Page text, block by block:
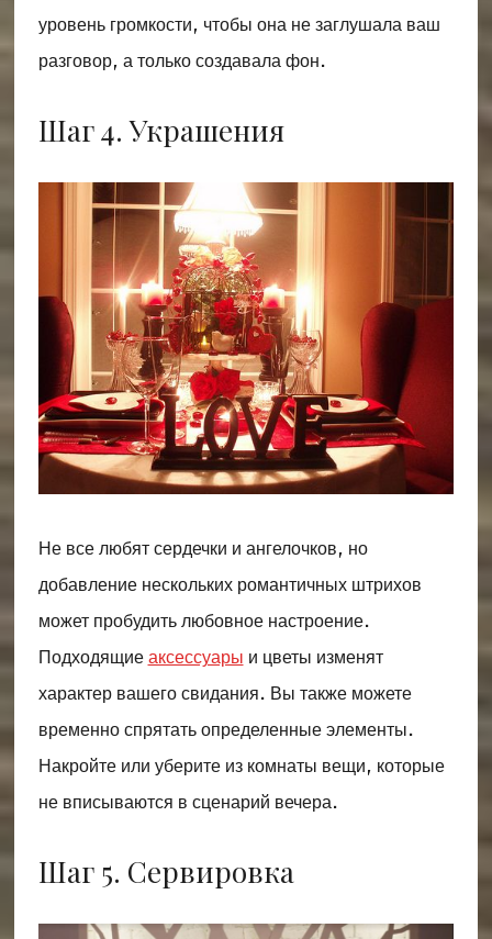
уровень громкости, чтобы она не заглушала ваш
разговор, а только создавала фон.
Шаг 4. Украшения
Не все любят сердечки и ангелочков, но
добавление нескольких романтичных штрихов
может пробудить любовное настроение.
Подходящиеаксессуары и цветы изменят
характер вашего свидания. Вы также можете
временно спрятать определенные элементы.
Накройте или уберите из комнаты вещи, которые
не вписываются в сценарий вечера.
Шаг 5. Сервировка